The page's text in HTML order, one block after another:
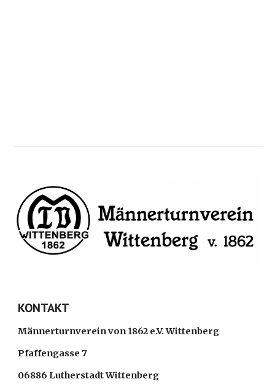
KONTAKT
Männerturnverein von 1862 e.V. Wittenberg
Pfaffengasse 7
06886 Lutherstadt Wittenberg